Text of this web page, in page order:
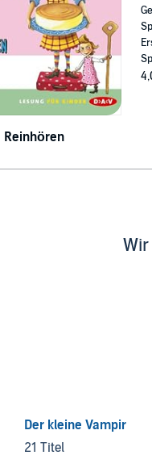
Reinhören
Der kleine Vampir
21 Titel